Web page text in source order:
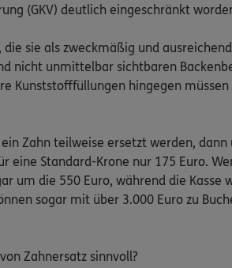
(GKV) deutlich eingeschränkt
sie als zweckmäßig und
nicht unmittelbar sichtbaren
Kunststofffüllungen hingegen
Zahn teilweise ersetzt werden,
eine Standard-Krone nur 175 Euro.
um die 550 Euro, während die Kasse
sogar mit über 3.000 Euro zu
Zahnersatz sinnvoll?